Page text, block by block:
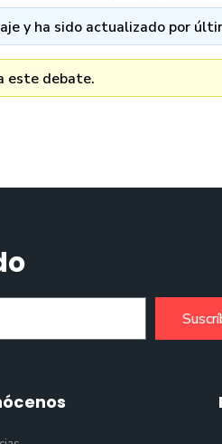
y ha sido actualizado por
este debate.